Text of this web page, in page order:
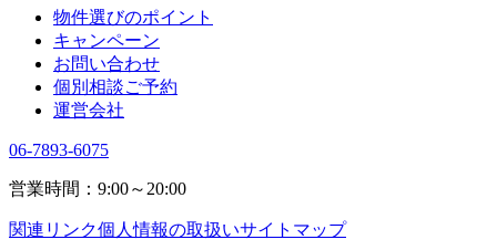
物件選びのポイント
キャンペーン
お問い合わせ
個別相談ご予約
運営会社
06-7893-6075
営業時間：9:00～20:00
関連リンク個人情報の取扱いサイトマップ